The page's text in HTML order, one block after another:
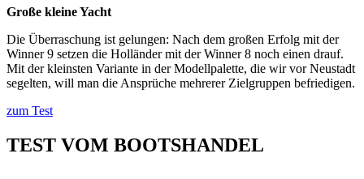
Große kleine Yacht
Die Überraschung ist gelungen: Nach dem großen Erfolg mit der
Winner 9 setzen die Holländer mit der Winner 8 noch einen drauf.
Mit der kleinsten Variante in der Modellpalette, die wir vor Neustadt
segelten, will man die Ansprüche mehrerer Zielgruppen befriedigen.
zum Test
TEST VOM BOOTSHANDEL